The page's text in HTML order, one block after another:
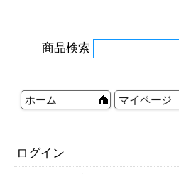
商品検索
ホーム マイページ
ログイン